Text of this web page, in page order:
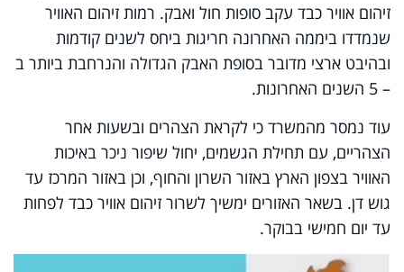
זיהום אוויר כבד עקב סופות חול ואבק. רמות זיהום האוויר
שנמדדו ביממה האחרונה חריגות ביחס לשנים קודמות
ובהיבט ארצי מדובר בסופת האבק הגדולה והנרחבת ביותר ב
– 5 השנים האחרונות.
עוד נמסר מהמשרד כי לקראת הצהרים ובשעות אחר
הצהריים, עם תחילת הגשמים, יחול שיפור ניכר באיכות
האוויר בצפון הארץ באזור השרון והחוף, וכן באזור המרכז עד
גוש דן. בשאר האזורים ימשיך לשרור זיהום אוויר כבד לפחות
עד יום חמישי בבוקר.